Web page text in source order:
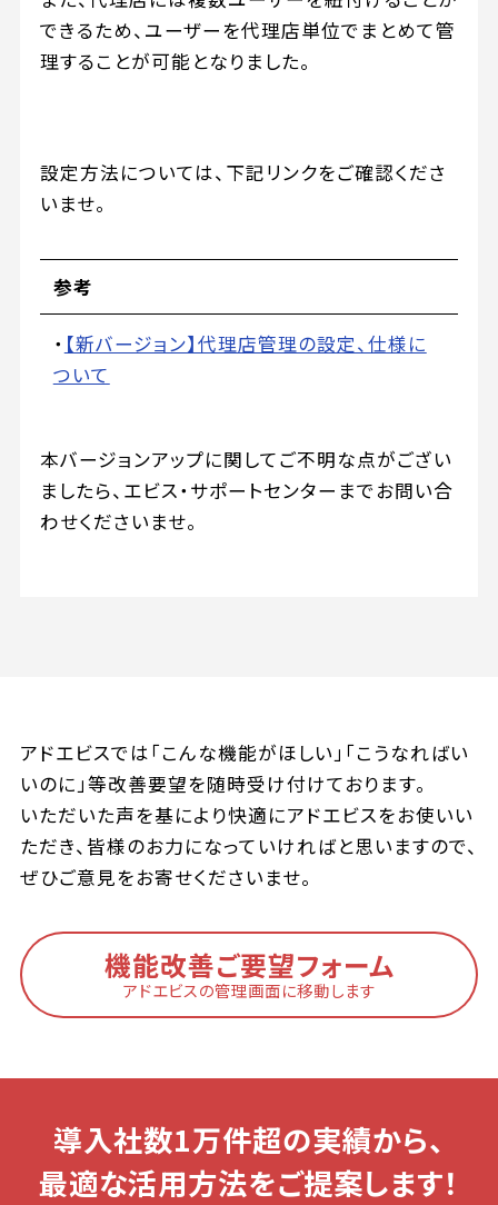
できるため、ユーザーを代理店単位でまとめて管
理することが可能となりました。
設定方法については、下記リンクをご確認くださ
いませ。
参考
・ 【新バージョン】代理店管理の設定、仕様に
ついて
本バージョンアップに関してご不明な点がござい
ましたら、エビス・サポートセンターまでお問い合
わせくださいませ。
アドエビスでは「こんな機能がほしい」「こうなればい
いのに」等改善要望を随時受け付けております。
いただいた声を基により快適にアドエビスをお使いい
ただき、皆様のお力になっていければと思いますので、
ぜひご意見をお寄せくださいませ。
機能改善ご要望フォーム
アドエビスの管理画面に移動します
導入社数1万件超の実績から、
最適な活用方法をご提案します！